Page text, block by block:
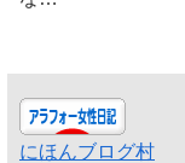
にほんブログ村